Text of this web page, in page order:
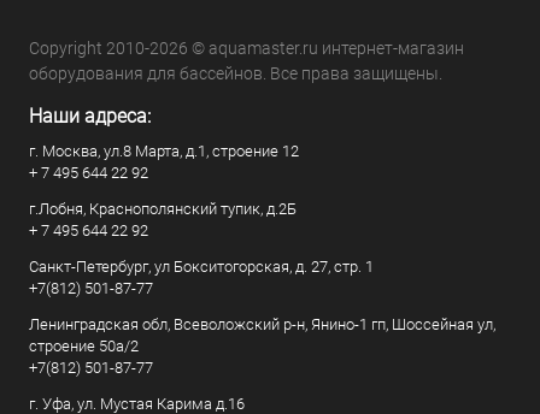
Copyright 2010-2026 © aquamaster.ru интернет-магазин
оборудования для бассейнов. Все права защищены.
Наши адреса:
г. Москва, ул.8 Марта, д.1, строение 12
+ 7 495 644 22 92
г.Лобня, Краснополянский тупик, д.2Б
+ 7 495 644 22 92
Санкт-Петербург, ул Бокситогорская, д. 27, стр. 1
+7(812) 501-87-77
Ленинградская обл, Всеволожский р-н, Янино-1 гп, Шоссейная ул,
строение 50а/2
+7(812) 501-87-77
г. Уфа, ул. Мустая Карима д.16